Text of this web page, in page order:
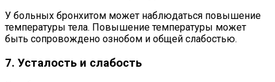
У больных бронхитом может наблюдаться повышение
температуры тела. Повышение температуры может
быть сопровождено ознобом и общей слабостью.
7. Усталость и слабость